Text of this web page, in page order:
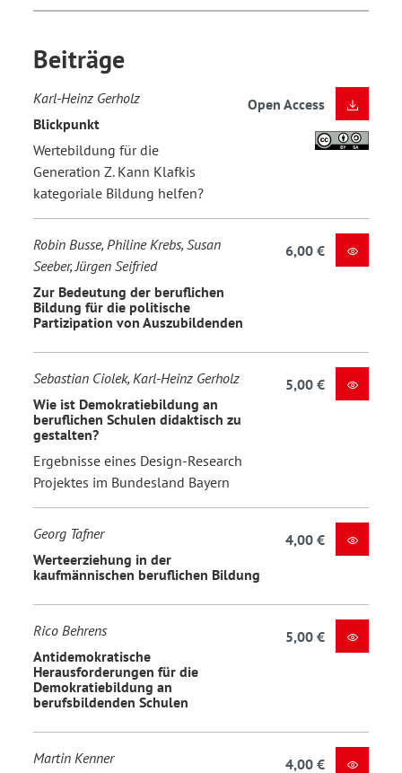
Beiträge
Karl-Heinz Gerholz
Blickpunkt
Wertebildung für die
Generation Z. Kann Klafkis
kategoriale Bildung helfen?
Open Access
Robin Busse, Philine Krebs, Susan
Seeber, Jürgen Seifried
Zur Bedeutung der beruflichen
Bildung für die politische
Partizipation von Auszubildenden
6,00 €
Sebastian Ciolek, Karl-Heinz Gerholz
Wie ist Demokratiebildung an
beruflichen Schulen didaktisch zu
gestalten?
Ergebnisse eines Design-Research
Projektes im Bundesland Bayern
5,00 €
Georg Tafner
Werteerziehung in der
kaufmännischen beruflichen Bildung
4,00 €
Rico Behrens
Antidemokratische
Herausforderungen für die
Demokratiebildung an
berufsbildenden Schulen
5,00 €
Martin Kenner
4,00 €